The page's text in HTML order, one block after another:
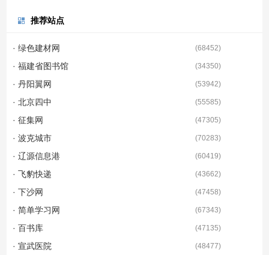
推荐站点
· 绿色建材网 (68452)
· 福建省图书馆 (34350)
· 丹阳翼网 (53942)
· 北京四中 (55585)
· 征集网 (47305)
· 波克城市 (70283)
· 辽源信息港 (60419)
· 飞豹快递 (43662)
· 下沙网 (47458)
· 简单学习网 (67343)
· 百书库 (47135)
· 宣武医院 (48477)